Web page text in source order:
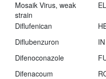
Mosaik Virus, weak
strain
EL
Diflufenican
Diflubenzuron
IN
Difenoconazole
Difenacoum